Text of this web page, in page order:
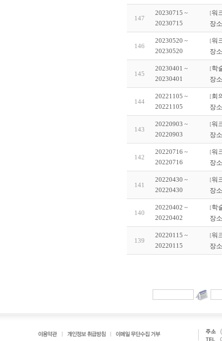
147
20230715 ~
20230715
[워
장
146
20230520 ~
20230520
[워
장
145
20230401 ~
20230401
[학
장
144
20221105 ~
20221105
[회
장
143
20220903 ~
20220903
[워
장
142
20220716 ~
20220716
[워
장
141
20220430 ~
20220430
[워
장
140
20220402 ~
20220402
[학
장
139
20220115 ~
20220115
[워
장